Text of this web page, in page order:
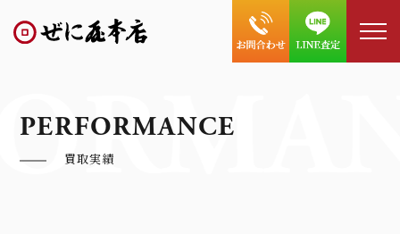
PERFORMANCE
買取実績